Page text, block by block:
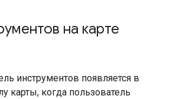
на карте
инструментов появляется в
карты, когда пользователь